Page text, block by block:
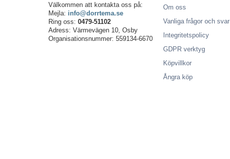
Välkommen att kontakta oss på:
Mejla: info@dorrtema.se
Ring oss: 0479-51102
Adress: Värmevägen 10, Osby
Organisationsnummer: 559134-6670
Om oss
Vanliga frågor och svar
Integritetspolicy
GDPR verktyg
Köpvillkor
Ångra köp